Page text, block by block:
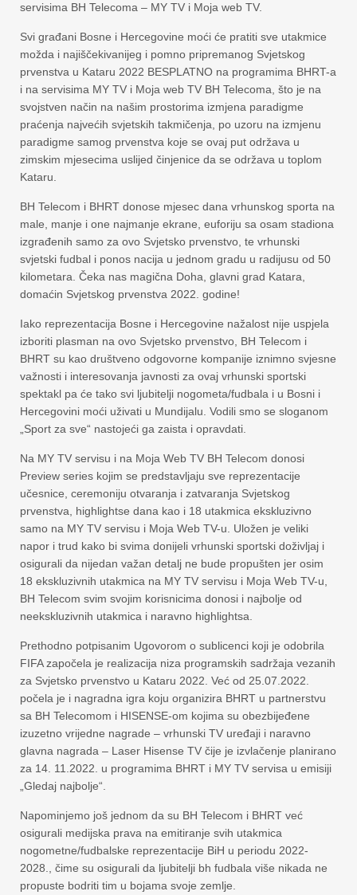
servisima BH Telecoma – MY TV i Moja web TV.
Svi građani Bosne i Hercegovine moći će pratiti sve utakmice
možda i najiščekivanijeg i pomno pripremanog Svjetskog
prvenstva u Kataru 2022 BESPLATNO na programima BHRT-a
i na servisima MY TV i Moja web TV BH Telecoma, što je na
svojstven način na našim prostorima izmjena paradigme
praćenja najvećih svjetskih takmičenja, po uzoru na izmjenu
paradigme samog prvenstva koje se ovaj put održava u
zimskim mjesecima uslijed činjenice da se održava u toplom
Kataru.
BH Telecom i BHRT donose mjesec dana vrhunskog sporta na
male, manje i one najmanje ekrane, euforiju sa osam stadiona
izgrađenih samo za ovo Svjetsko prvenstvo, te vrhunski
svjetski fudbal i ponos nacija u jednom gradu u radijusu od 50
kilometara. Čeka nas magična Doha, glavni grad Katara,
domaćin Svjetskog prvenstva 2022. godine!
Iako reprezentacija Bosne i Hercegovine nažalost nije uspjela
izboriti plasman na ovo Svjetsko prvenstvo, BH Telecom i
BHRT su kao društveno odgovorne kompanije iznimno svjesne
važnosti i interesovanja javnosti za ovaj vrhunski sportski
spektakl pa će tako svi ljubitelji nogometa/fudbala i u Bosni i
Hercegovini moći uživati u Mundijalu. Vodili smo se sloganom
„Sport za sve“ nastojeći ga zaista i opravdati.
Na MY TV servisu i na Moja Web TV BH Telecom donosi
Preview series kojim se predstavljaju sve reprezentacije
učesnice, ceremoniju otvaranja i zatvaranja Svjetskog
prvenstva, highlightse dana kao i 18 utakmica ekskluzivno
samo na MY TV servisu i Moja Web TV-u. Uložen je veliki
napor i trud kako bi svima donijeli vrhunski sportski doživljaj i
osigurali da nijedan važan detalj ne bude propušten jer osim
18 ekskluzivnih utakmica na MY TV servisu i Moja Web TV-u,
BH Telecom svim svojim korisnicima donosi i najbolje od
neekskluzivnih utakmica i naravno highlightsa.
Prethodno potpisanim Ugovorom o sublicenci koji je odobrila
FIFA započela je realizacija niza programskih sadržaja vezanih
za Svjetsko prvenstvo u Kataru 2022. Već od 25.07.2022.
počela je i nagradna igra koju organizira BHRT u partnerstvu
sa BH Telecomom i HISENSE-om kojima su obezbijeđene
izuzetno vrijedne nagrade – vrhunski TV uređaji i naravno
glavna nagrada – Laser Hisense TV čije je izvlačenje planirano
za 14. 11.2022. u programima BHRT i MY TV servisa u emisiji
„Gledaj najbolje“.
Napominjemo još jednom da su BH Telecom i BHRT već
osigurali medijska prava na emitiranje svih utakmica
nogometne/fudbalske reprezentacije BiH u periodu 2022-
2028., čime su osigurali da ljubitelji bh fudbala više nikada ne
propuste bodriti tim u bojama svoje zemlje.